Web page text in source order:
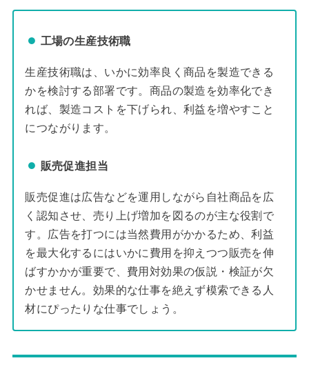
工場の生産技術職
生産技術職は、いかに効率良く商品を製造できる
かを検討する部署です。商品の製造を効率化でき
れば、製造コストを下げられ、利益を増やすこと
につながります。
販売促進担当
販売促進は広告などを運用しながら自社商品を広
く認知させ、売り上げ増加を図るのが主な役割で
す。広告を打つには当然費用がかかるため、利益
を最大化するにはいかに費用を抑えつつ販売を伸
ばすかかが重要で、費用対効果の仮説・検証が欠
かせません。効果的な仕事を絶えず模索できる人
材にぴったりな仕事でしょう。